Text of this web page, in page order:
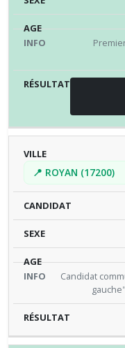
📍 ROYAN (17200)
Candidat